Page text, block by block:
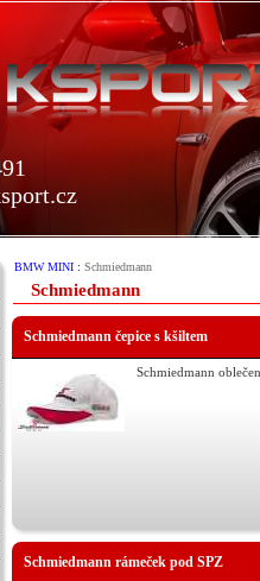
BMW MINI : Schmiedmann
Schmiedmann
Schmiedmann čepice s kšiltem
Schmiedmann
Schmiedmann rámeček pod SPZ